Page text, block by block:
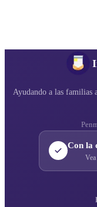
Ayudando a las familias
Con la